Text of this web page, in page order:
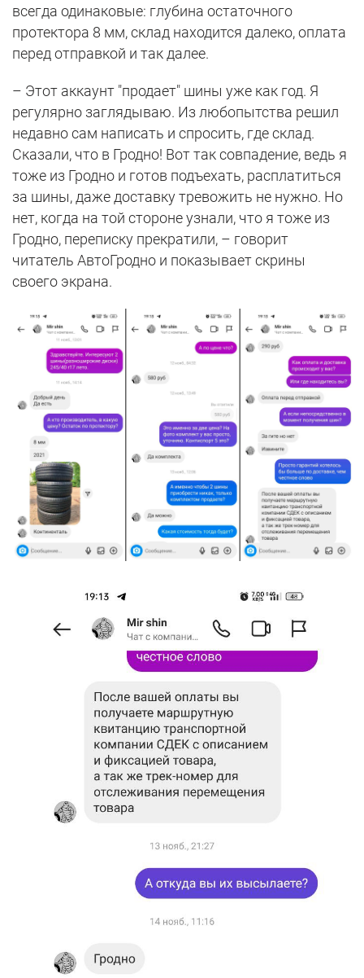
всегда одинаковые: глубина остаточного
протектора 8 мм, склад находится далеко, оплата
перед отправкой и так далее.
– Этот аккаунт "продает" шины уже как год. Я
регулярно заглядываю. Из любопытства решил
недавно сам написать и спросить, где склад.
Сказали, что в Гродно! Вот так совпадение, ведь я
тоже из Гродно и готов подъехать, расплатиться
за шины, даже доставку тревожить не нужно. Но
нет, когда на той стороне узнали, что я тоже из
Гродно, переписку прекратили, – говорит
читатель АвтоГродно и показывает скрины
своего экрана.